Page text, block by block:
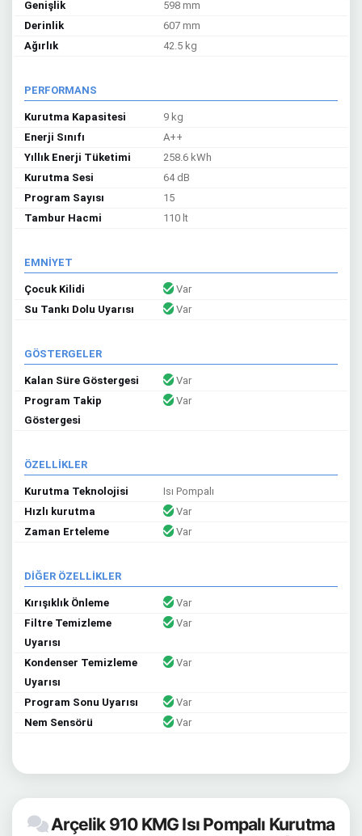
Genişlik
598 mm
Derinlik
607 mm
Ağırlık
42.5 kg
PERFORMANS
Kurutma Kapasitesi
9 kg
Enerji Sınıfı
A++
Yıllık Enerji Tüketimi
258.6 kWh
Kurutma Sesi
64 dB
Program Sayısı
15
Tambur Hacmi
110 lt
EMNİYET
Çocuk Kilidi
Var
Su Tankı Dolu Uyarısı
Var
GÖSTERGELER
Kalan Süre Göstergesi
Var
Program Takip
Göstergesi
Var
ÖZELLİKLER
Kurutma Teknolojisi
Isı Pompalı
Hızlı kurutma
Var
Zaman Erteleme
Var
DİĞER ÖZELLİKLER
Kırışıklık Önleme
Var
Filtre Temizleme
Uyarısı
Var
Kondenser Temizleme
Uyarısı
Var
Program Sonu Uyarısı
Var
Nem Sensörü
Var
Arçelik 910 KMG Isı Pompalı Kurutma